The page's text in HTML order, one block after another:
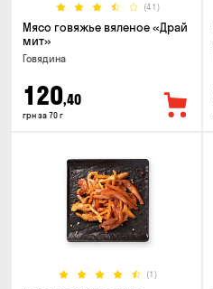
(41)
Мясо говяжье вяленое «Драй
мит»
Говядина
120,40
грн за 70 г
(1)